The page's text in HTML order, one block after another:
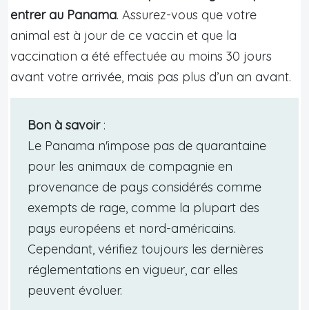
entrer au Panama. Assurez-vous que votre
animal est à jour de ce vaccin et que la
vaccination a été effectuée au moins 30 jours
avant votre arrivée, mais pas plus d’un an avant.
Bon à savoir:
Le Panama n'impose pas de quarantaine
pour les animaux de compagnie en
provenance de pays considérés comme
exempts de rage, comme la plupart des
pays européens et nord-américains.
Cependant, vérifiez toujours les dernières
réglementations en vigueur, car elles
peuvent évoluer.